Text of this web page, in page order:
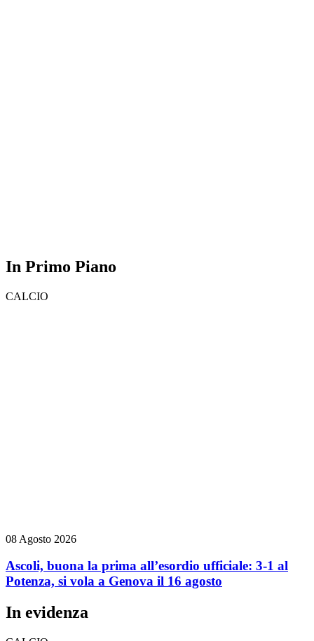
In Primo Piano
CALCIO
08 Agosto 2026
Ascoli, buona la prima all’esordio ufficiale: 3-1 al
Potenza, si vola a Genova il 16 agosto
In evidenza